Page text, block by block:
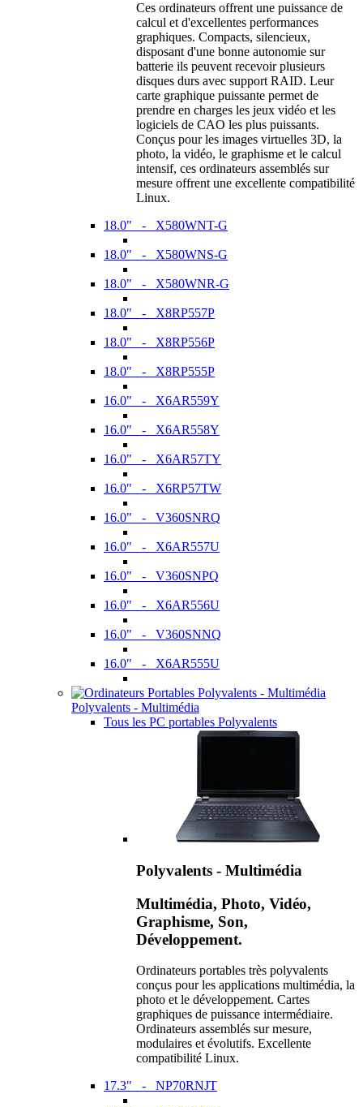
Ces ordinateurs offrent une puissance de
calcul et d'excellentes performances
graphiques. Compacts, silencieux,
disposant d'une bonne autonomie sur
batterie ils peuvent recevoir plusieurs
disques durs avec support RAID. Leur
carte graphique puissante permet de
prendre en charges les jeux vidéo et les
logiciels de CAO les plus puissants.
Conçus pour les images virtuelles 3D, la
photo, la vidéo, le graphisme et le calcul
intensif, ces ordinateurs assemblés sur
mesure offrent une excellente compatibilité
Linux.
18.0" - X580WNT-G
18.0" - X580WNS-G
18.0" - X580WNR-G
18.0" - X8RP557P
18.0" - X8RP556P
18.0" - X8RP555P
16.0" - X6AR559Y
16.0" - X6AR558Y
16.0" - X6AR57TY
16.0" - X6RP57TW
16.0" - V360SNRQ
16.0" - X6AR557U
16.0" - V360SNPQ
16.0" - X6AR556U
16.0" - V360SNNQ
16.0" - X6AR555U
Polyvalents - Multimédia
Tous les PC portables Polyvalents
Polyvalents - Multimédia
Multimédia, Photo, Vidéo,
Graphisme, Son,
Développement.
Ordinateurs portables très polyvalents
conçus pour les applications multimédia, la
photo et le développement. Cartes
graphiques de puissance intermédiaire.
Ordinateurs assemblés sur mesure,
modulaires et évolutifs. Excellente
compatibilité Linux.
17.3" - NP70RNJT